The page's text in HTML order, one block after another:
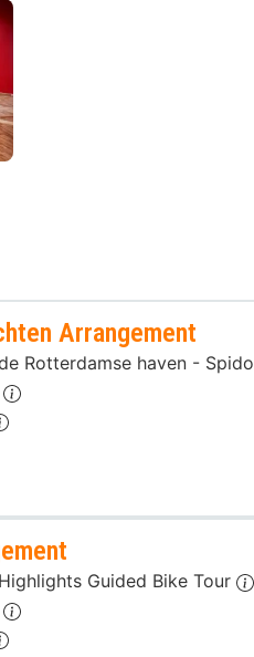
Arrangement
Rotterdamse haven - Spido
Guided Bike Tour